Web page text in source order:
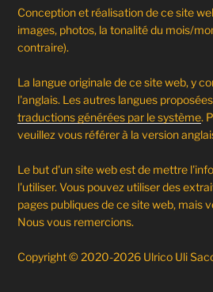
Conception et réalisation de ce site
images, photos, la tonalité du mois/
contraire).
La langue originale de ce site web, y
l'anglais. Les autres langues
traductions générées par le système.
veuillez vous référer à la version
Le but d'un site web est de mettre
l'utiliser. Vous pouvez utiliser des
pages publiques de ce site web, mais
Nous vous remercions.
Copyright © 2020-2026 Ulrico Uli